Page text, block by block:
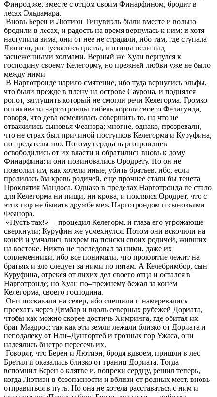
Финрод же, вместе с отцом своим Финарфином, бродит в
лесах Эльдамара.
Вновь Берен и Лютиэн Тинувиэль были вместе и вольно
бродили в лесах, и радость на время вернулась к ним; и хотя
наступила зима, они от нее не страдали, ибо там, где ступала
Лютиэн, распускались цветы, и птицы пели над
заснеженными холмами. Верный же Хуан вернулся к
господину своему Келегорму, но прежней любви уже не было
между ними.
В Нарготронде царило смятение, ибо туда вернулись эльфы,
что были прежде в плену на острове Саурона, и поднялся
ропот, заглушить который не смогли речи Келегорма. Громко
оплакивали нарготронцы гибель короля своего Фелагунда,
говоря, что дева осмелилась совершить то, на что не
отважились сыновья Феанора; многие, однако, прозревали,
что не страх был причиной поступков Келегорма и Куруфина,
но предательство. Потому сердца нарготроидцев
освободились от их власти и обратились вновь к дому
Финарфина: и они повиновались Ородрету. Но он не
позволил им, как хотели иные, убить братьев, ибо, если
пролилась бы кровь родичей, еще прочнее стали бы тенета
Проклятия Мандоса. Однако в пределах Нарготронда не стало
для Келегорма ни пищи, ни крова, и поклялся Ородрет, что с
этих пор не бывать дружбе меж Нарготрондом и сыновьями
Феанора.
«Пусть так!»— процедил Келегорм, и глаза его угрожающе
сверкнули; Куруфин же усмехнулся. Потом они вскочили на
коней и умчались вихрем на поиски своих родичей, живших
на востоке. Никто не последовал за ними, даже их
соплеменники, ибо все понимали, что проклятие лежит на
братьях и зло следует за ними по пятам. А Келебримбор, сын
Куруфина, отрекся от лихих дел своего отца и остался в
Нарготронде; но Хуан по–прежнему бежал за конем
Келегорма, своего господина.
Они поскакали на север, ибо спешили и намеревались
проехать через Димбар и вдоль северных рубежей Дориата,
чтобы как можно скорее достичь Химринга, где обитал их
брат Маэдрос; так как эти земли лежали близко от Дориата и
неподалеку от Нан–Дунгортеб и грозных гор Ужаса, они
надеялись быстро пересечь их.
Говорят, что Берен и Лютиэн, бродя вдвоем, пришли в лес
Бретил и оказались близко от границ Дориата. Тогда
вспомнил Берен о клятве и, вопреки сердцу, решил теперь,
когда Лютиэн в безопасности и вблизи от родных мест, вновь
отправиться в путь. Но она не хотела расставаться с ним и